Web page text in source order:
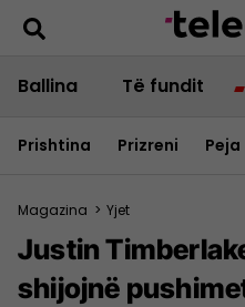
Ballina Të fundit
Prishtina Prizreni Peja
Magazina > Yjet
Justin
shijojnë